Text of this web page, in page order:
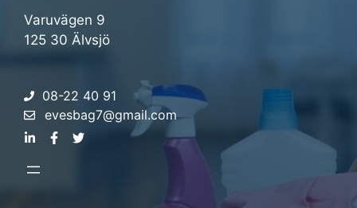
Varuvägen 9
125 30 Älvsjö
08-22 40 91
evesbag7@gmail.com